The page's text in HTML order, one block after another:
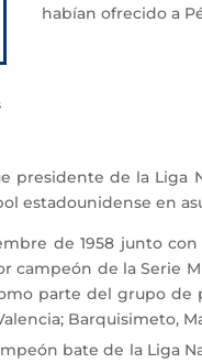
habían ofrecido a
de la Liga
estadounidense en
de 1958 junto
campeón de la Serie
parte del grupo
bate de la Liga